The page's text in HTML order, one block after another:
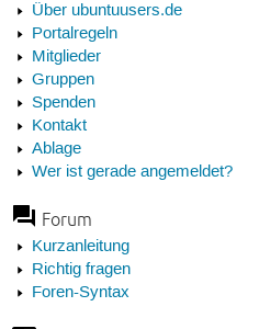
Über ubuntuusers.de
Portalregeln
Mitglieder
Gruppen
Spenden
Kontakt
Ablage
Wer ist gerade angemeldet?
Forum
Kurzanleitung
Richtig fragen
Foren-Syntax